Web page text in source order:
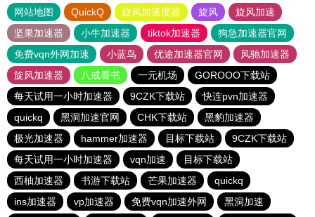
网站地图 QuickQ 旋风加速度器 旋风
旋风加速
坚果加速器
小牛加速器 tiktok加速器
狗急加速器官网
免费vqn外网加速
小蓝鸟 优途加速器官网
风驰加速器
旋风加速器
八戒看书 一元机场
GOROOO下载站
每天试用一小时加速器
9CZK下载站
快连pvn加速器
quickq
黑洞加速官网 CHK下载站
黑豹加速器
极光加速器
hammer加速器 目标下载站
9CZK下载站
每天试用一小时加速器
vqn加速
目标下载站
西柚加速器
书游下载站 芒果加速器
quickq
ins加速器
vp加速器 免费vqn加速外网 黑洞加速